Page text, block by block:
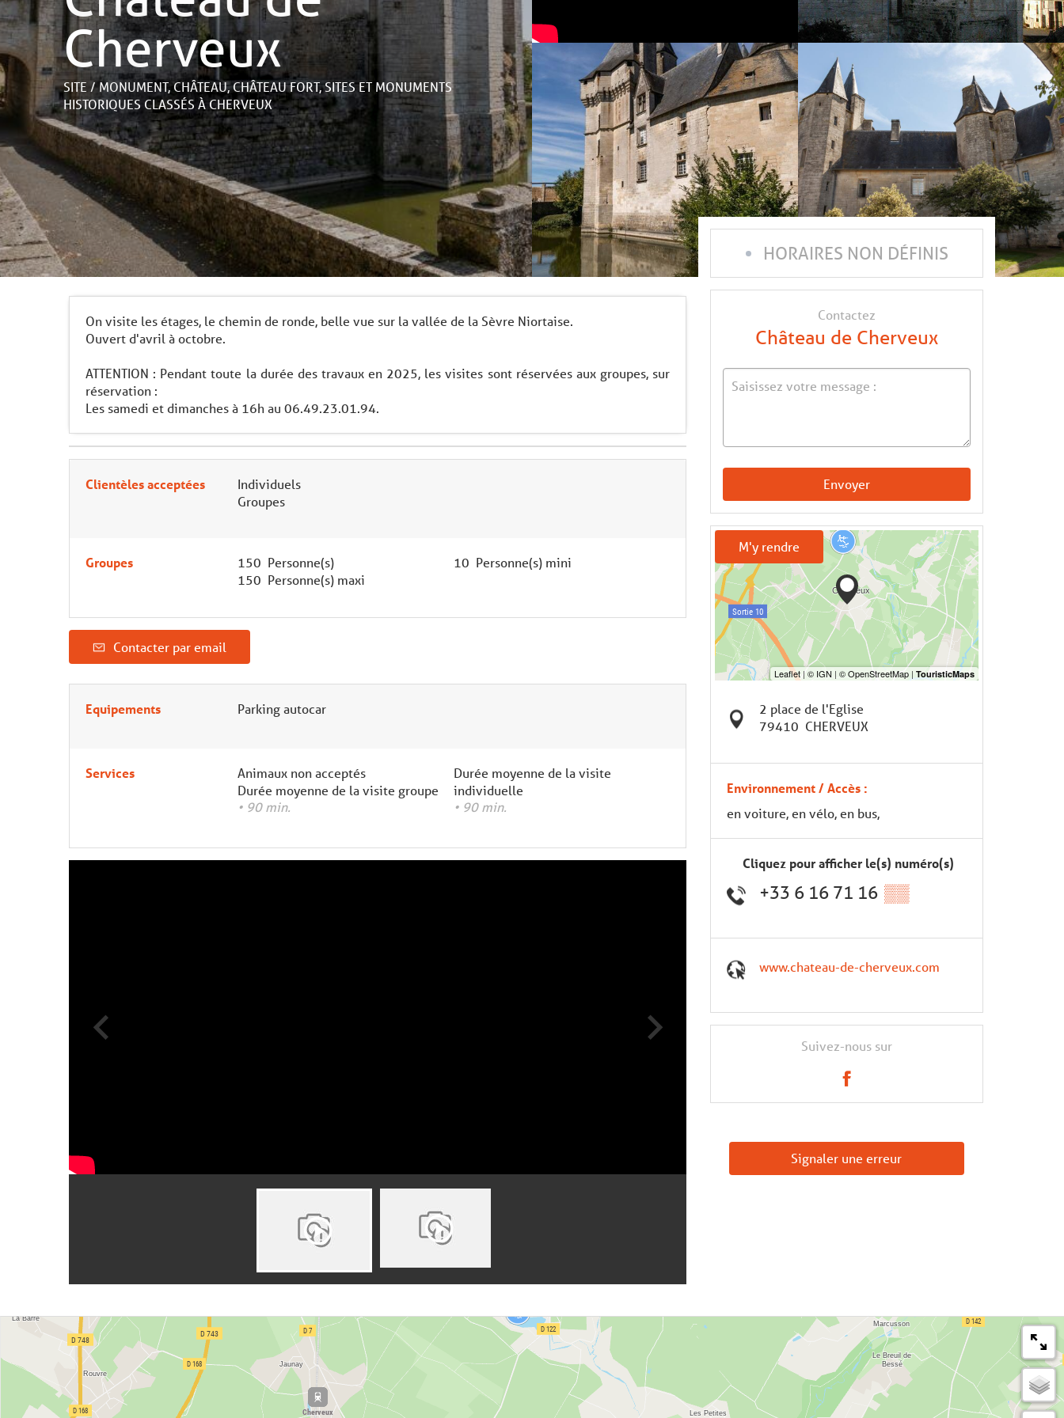
Cherveux
SITE / MONUMENT,CHÂTEAU,CHÂTEAU FORT,SITES ET MONUMENTS
HISTORIQUES CLASSÉS À CHERVEUX
On visite les étages, le chemin de ronde, belle vue sur la vallée de la Sèvre Niortaise.
Ouvert d'avril à octobre.
ATTENTION : Pendant toute la durée des travaux en 2025, les visites sont réservées aux groupes, sur
réservation :
Les samedi et dimanches à 16h au 06.49.23.01.94.
Clientèles acceptées
Individuels
Groupes
Groupes 150 Personne(s)
10 Personne(s) mini
150 Personne(s) maxi
Contacter par email
Equipements Parking autocar
Services
Animaux non acceptés
Durée moyenne de la visite groupe
• 90 min.
Durée moyenne de la visite
individuelle
• 90 min.
HORAIRES NON DÉFINIS
Contactez
Château de Cherveux
Envoyer
M'y rendre
2 place de l'Eglise
79410 CHERVEUX
Environnement / Accès :
en voiture, en vélo, en bus,
Cliquez pour afficher le(s) numéro(s)
+33 6 16 71 16 ▒▒
www.chateau-de-cherveux.com
Suivez-nous sur
Signaler une erreur